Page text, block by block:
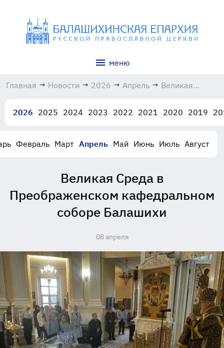
меню
Главная → Новости → 2026 → Апрель → Великая
кафедральном
08.04.2026
2026 2025 2024 2023 2022 2021 2020 2019
Февраль Март Апрель Май Июнь Июль Август
Великая Среда в
Преображенском кафедральном
соборе Балашихи
08 апреля